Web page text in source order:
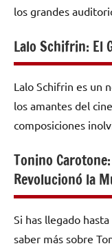
los grandes
Lalo Schifrin: El
Lalo Schifrin es un
los amantes del
composiciones
Tonino
Revolucionó la
Si has llegado
saber más sobre